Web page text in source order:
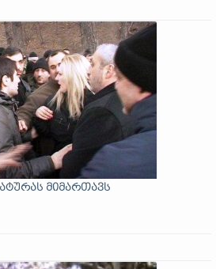
მიმართავს